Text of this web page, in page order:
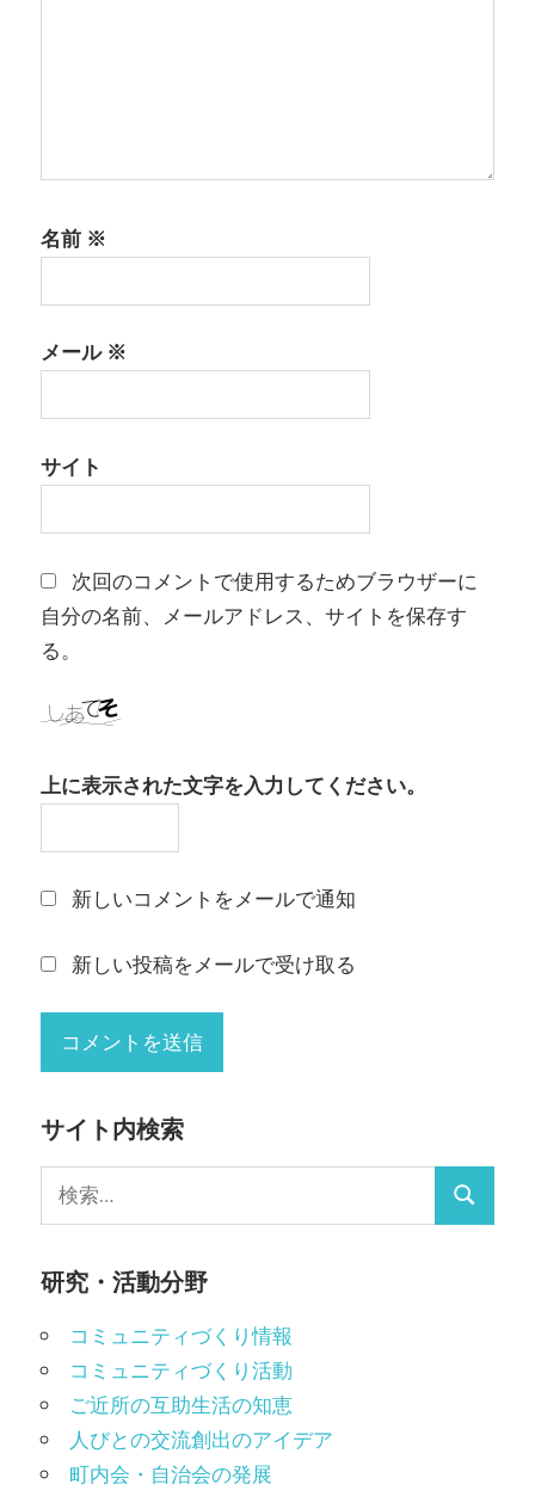
名前 ※
メール※
サイト
次回のコメントで使用するためブラウザーに
自分の名前、メールアドレス、サイトを保存す
る。
上に表示された文字を入力してください。
新しいコメントをメールで通知
新しい投稿をメールで受け取る
サイト内検索
索:
検
研究・活動分野
コミュニティづくり情報
コミュニティづくり活動
ご近所の互助生活の知恵
人びとの交流創出のアイデア
町内会・自治会の発展